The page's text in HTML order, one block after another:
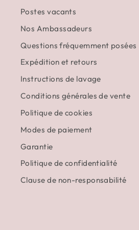
Postes vacants
Nos Ambassadeurs
Questions fréquemment posées
Expédition et retours
Instructions de lavage
Conditions générales de vente
Politique de cookies
Modes de paiement
Garantie
Politique de confidentialité
Clause de non-responsabilité